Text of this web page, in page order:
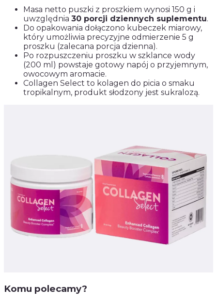
Masa netto puszki z proszkiem wynosi 150 g i
uwzględnia 30 porcji dziennych suplementu.
Do opakowania dołączono kubeczek miarowy,
który umożliwia precyzyjne odmierzenie 5 g
proszku (zalecana porcja dzienna).
Po rozpuszczeniu proszku w szklance wody
(200 ml) powstaje gotowy napój o przyjemnym,
owocowym aromacie.
Collagen Select to kolagen do picia o smaku
tropikalnym, produkt słodzony jest sukralozą.
Komu polecamy?